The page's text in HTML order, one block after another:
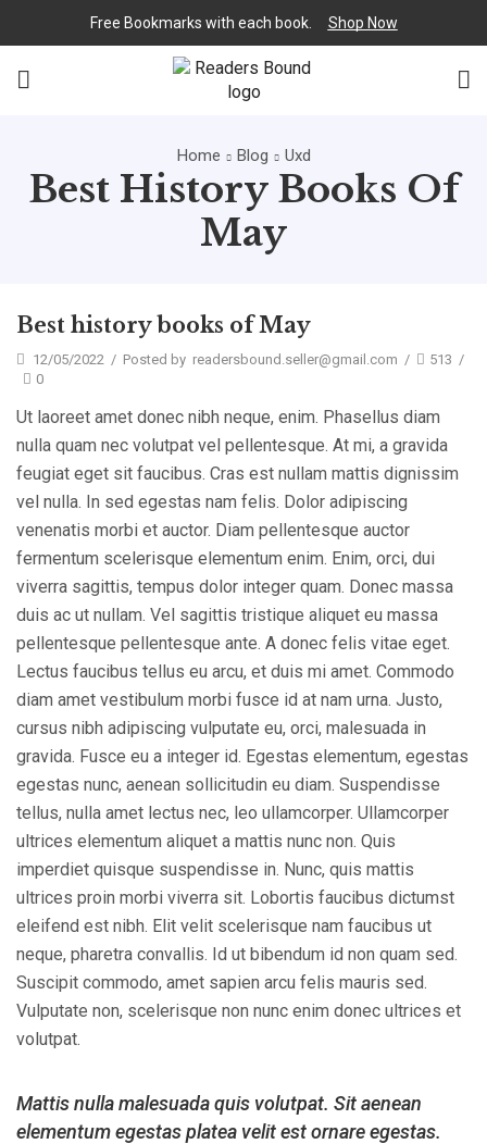
Free Bookmarks with each book. Shop Now
Home Blog Uxd
Best History Books Of
May
Best history books of May
12/05/2022 / Posted by readersbound.seller@gmail.com / 513 /
0
Ut laoreet amet donec nibh neque, enim. Phasellus diam
nulla quam nec volutpat vel pellentesque. At mi, a gravida
feugiat eget sit faucibus. Cras est nullam mattis dignissim
vel nulla. In sed egestas nam felis. Dolor adipiscing
venenatis morbi et auctor. Diam pellentesque auctor
fermentum scelerisque elementum enim. Enim, orci, dui
viverra sagittis, tempus dolor integer quam. Donec massa
duis ac ut nullam. Vel sagittis tristique aliquet eu massa
pellentesque pellentesque ante. A donec felis vitae eget.
Lectus faucibus tellus eu arcu, et duis mi amet. Commodo
diam amet vestibulum morbi fusce id at nam urna. Justo,
cursus nibh adipiscing vulputate eu, orci, malesuada in
gravida. Fusce eu a integer id. Egestas elementum, egestas
egestas nunc, aenean sollicitudin eu diam. Suspendisse
tellus, nulla amet lectus nec, leo ullamcorper. Ullamcorper
ultrices elementum aliquet a mattis nunc non. Quis
imperdiet quisque suspendisse in. Nunc, quis mattis
ultrices proin morbi viverra sit. Lobortis faucibus dictumst
eleifend est nibh. Elit velit scelerisque nam faucibus ut
neque, pharetra convallis. Id ut bibendum id non quam sed.
Suscipit commodo, amet sapien arcu felis mauris sed.
Vulputate non, scelerisque non nunc enim donec ultrices et
volutpat.
Mattis nulla malesuada quis volutpat. Sit aenean
elementum egestas platea velit est ornare egestas.